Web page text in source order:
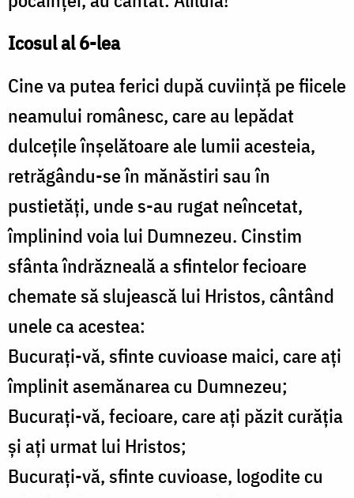
Icosul al 6-lea
Cine va putea ferici după cuviinţă pe fiicele
neamului românesc, care au lepădat
dulceţile înşelătoare ale lumii acesteia,
retrăgându-se în mănăstiri sau în
pustietăţi, unde s-au rugat neîncetat,
împlinind voia lui Dumnezeu. Cinstim
sfânta îndrăzneală a sfintelor fecioare
chemate să slujească lui Hristos, cântând
unele ca acestea:
Bucuraţi-vă, sfinte cuvioase maici, care aţi
împlinit asemănarea cu Dumnezeu;
Bucuraţi-vă, fecioare, care aţi păzit curăţia
şi aţi urmat lui Hristos;
Bucuraţi-vă, sfinte cuvioase, logodite cu